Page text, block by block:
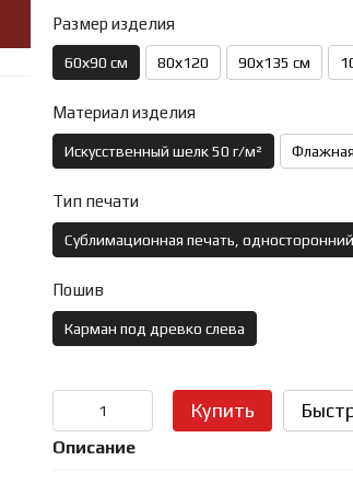
Размер изделия
60х90 см 80х120 90х135 см
Материал изделия
Искусственный шелк 50 г/м²
Тип печати
Сублимационная печать, односторонний
Пошив
Карман под древко слева
Купить
Описание